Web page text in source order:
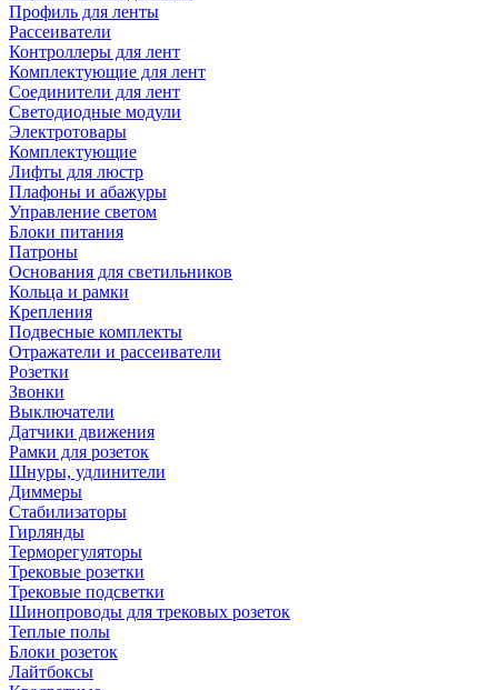
Профиль для ленты
Рассеиватели
Контроллеры для лент
Комплектующие для лент
Соединители для лент
Светодиодные модули
Электротовары
Комплектующие
Лифты для люстр
Плафоны и абажуры
Управление светом
Блоки питания
Патроны
Основания для светильников
Кольца и рамки
Крепления
Подвесные комплекты
Отражатели и рассеиватели
Розетки
Звонки
Выключатели
Датчики движения
Рамки для розеток
Шнуры, удлинители
Диммеры
Стабилизаторы
Гирлянды
Терморегуляторы
Трековые розетки
Трековые подсветки
Шинопроводы для трековых розеток
Теплые полы
Блоки розеток
Лайтбоксы